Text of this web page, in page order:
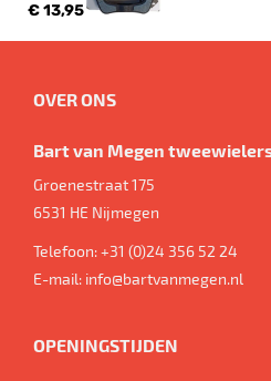
€ 13,95
OVER ONS
Bart van Megen
Groenestraat 175
6531 HE Nijmegen
Telefoon:+31 (0)24 356 52 24
E-mail: info@bartvanmegen.nl
OPENINGSTIJDEN